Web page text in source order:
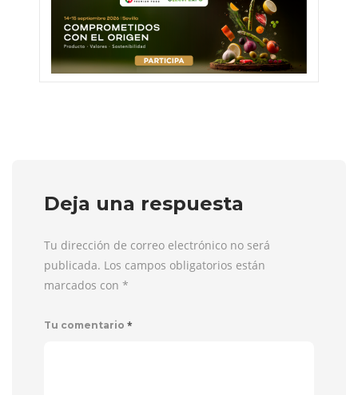
Deja una respuesta
Tu dirección de correo electrónico no será
publicada. Los campos obligatorios están
marcados con *
Tu comentario *